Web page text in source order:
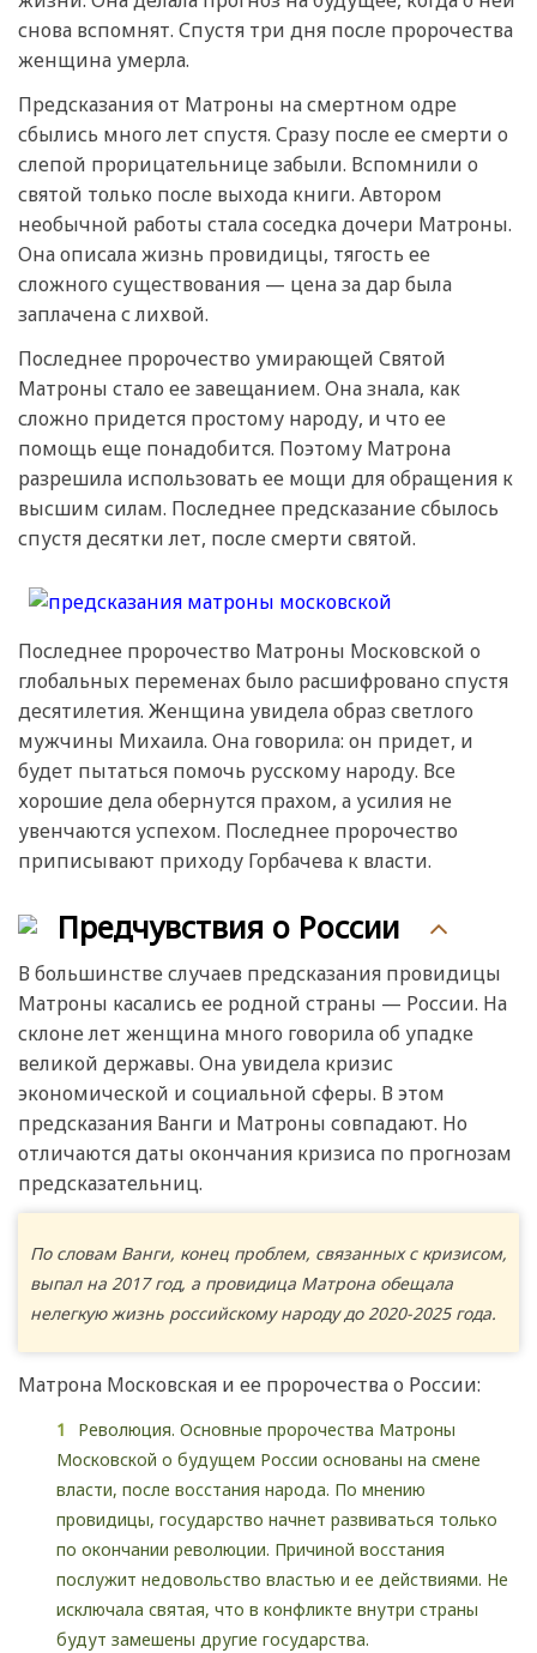
снова вспомнят. Спустя три дня после пророчества
женщина умерла.
Предсказания от Матроны на смертном одре
сбылись много лет спустя. Сразу после ее смерти о
слепой прорицательнице забыли. Вспомнили о
святой только после выхода книги. Автором
необычной работы стала соседка дочери Матроны.
Она описала жизнь провидицы, тягость ее
сложного существования — цена за дар была
заплачена с лихвой.
Последнее пророчество умирающей Святой
Матроны стало ее завещанием. Она знала, как
сложно придется простому народу, и что ее
помощь еще понадобится. Поэтому Матрона
разрешила использовать ее мощи для обращения к
высшим силам. Последнее предсказание сбылось
спустя десятки лет, после смерти святой.
Последнее пророчество Матроны Московской о
глобальных переменах было расшифровано спустя
десятилетия. Женщина увидела образ светлого
мужчины Михаила. Она говорила: он придет, и
будет пытаться помочь русскому народу. Все
хорошие дела обернутся прахом, а усилия не
увенчаются успехом. Последнее пророчество
приписывают приходу Горбачева к власти.
Предчувствия о России
В большинстве случаев предсказания провидицы
Матроны касались ее родной страны — России. На
склоне лет женщина много говорила об упадке
великой державы. Она увидела кризис
экономической и социальной сферы. В этом
предсказания Ванги и Матроны совпадают. Но
отличаются даты окончания кризиса по прогнозам
предсказательниц.
По словам Ванги, конец проблем, связанных с кризисом,
выпал на 2017 год, а провидица Матрона обещала
нелегкую жизнь российскому народу до 2020-2025 года.
Матрона Московская и ее пророчества о России:
Революция. Основные пророчества Матроны
Московской о будущем России основаны на смене
власти, после восстания народа. По мнению
провидицы, государство начнет развиваться только
по окончании революции. Причиной восстания
послужит недовольство властью и ее действиями. Не
исключала святая, что в конфликте внутри страны
будут замешены другие государства.